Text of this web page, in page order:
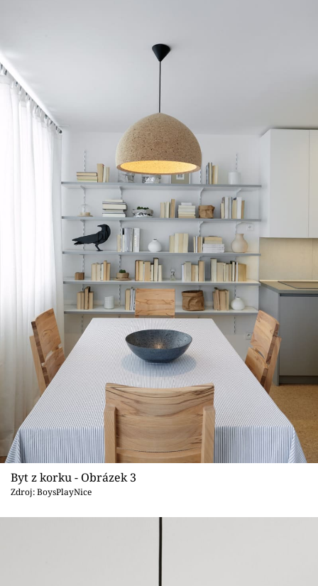
Byt z korku - Obrázek 3
Zdroj: BoysPlayNice